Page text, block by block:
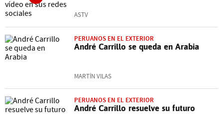
ASTV
PERUANOS EN EL EXTERIOR
André Carrillo se queda en Arabia
MARTÍN VILAS
PERUANOS EN EL EXTERIOR
André Carrillo resuelve su futuro